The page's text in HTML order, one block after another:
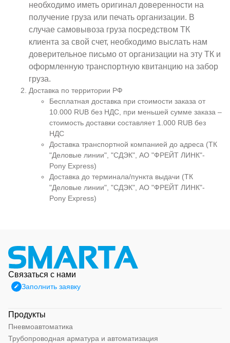
необходимо иметь оригинал доверенности на
получение груза или печать организации. В
случае самовывоза груза посредством ТК
клиента за свой счет, необходимо выслать нам
доверительное письмо от организации на эту ТК и
оформленную транспортную квитанцию на забор
груза.
Доставка по территории РФ
Бесплатная доставка при стоимости заказа от
10.000 RUB без НДС, при меньшей сумме заказа –
стоимость доставки составляет 1.000 RUB без
НДС
Доставка транспортной компанией до адреса (ТК
"Деловые линии", "СДЭК", АО "ФРЕЙТ ЛИНК"-
Pony Express)
Доставка до терминала/пункта выдачи (ТК
"Деловые линии", "СДЭК", АО "ФРЕЙТ ЛИНК"-
Pony Express)
Связаться с нами
Заполнить заявку
Продукты
Пневмоавтоматика
Трубопроводная арматура и автоматизация